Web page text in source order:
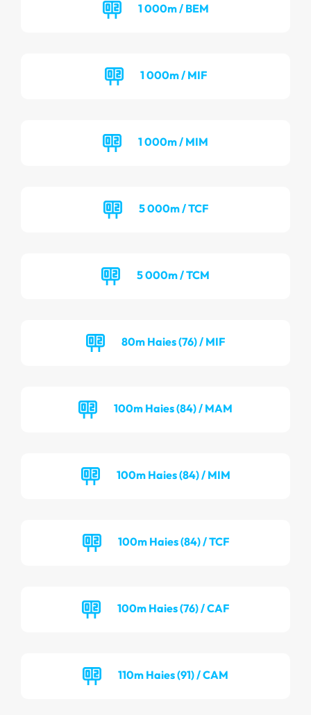
1 000m / BEM
1 000m / MIF
1 000m / MIM
5 000m / TCF
5 000m / TCM
80m Haies (76) / MIF
100m Haies (84) / MAM
100m Haies (84) / MIM
100m Haies (84) / TCF
100m Haies (76) / CAF
110m Haies (91) / CAM